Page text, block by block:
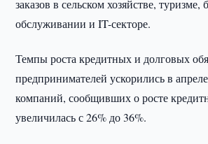
заказов в сельском хозяйстве, туризме,
обслуживании и IT-секторе.
Темпы роста кредитных и долговых
предпринимателей ускорились в
компаний, сообщивших о росте
увеличилась с 26% до 36%.